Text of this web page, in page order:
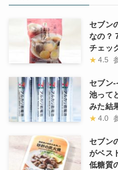
セブン
なの？
チェッ
★ 4.5
セブン
池って
みた
★ 4.0
セブン
がベス
低糖質